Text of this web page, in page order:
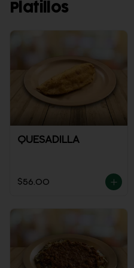
Platillos
QUESADILLA
$56.00